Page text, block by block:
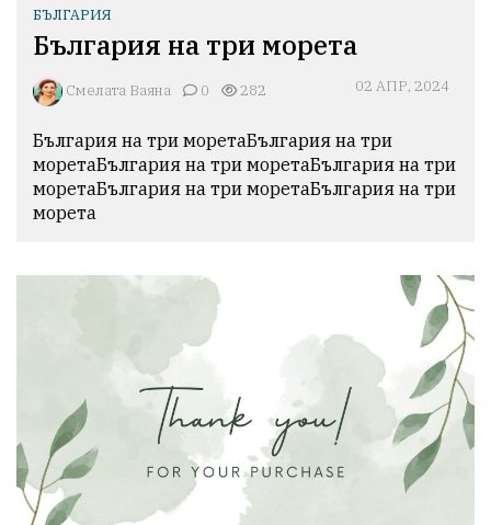
БЪЛГАРИЯ
България на три морета
Смелата Ваяна 0 282 02 АПР, 2024
България на три моретаБългария на три
моретаБългария на три моретаБългария на три
моретаБългария на три моретаБългария на три
морета